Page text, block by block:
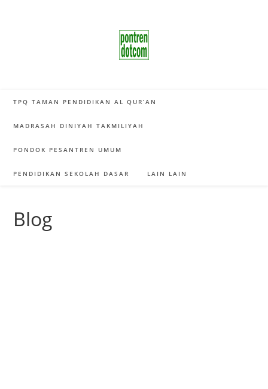
TPQ TAMAN PENDIDIKAN AL QUR’AN
MADRASAH DINIYAH TAKMILIYAH
PONDOK PESANTREN UMUM
PENDIDIKAN SEKOLAH DASAR LAIN LAIN
Blog